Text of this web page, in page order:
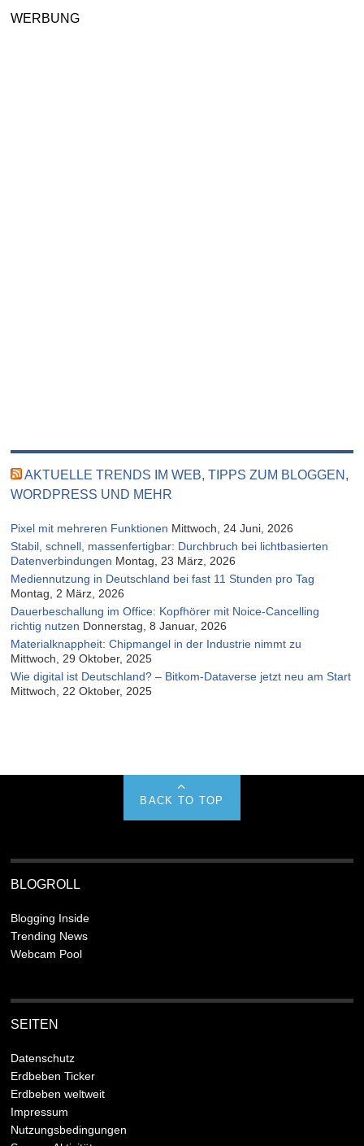
WERBUNG
AKTUELLE TRENDS IM WEB, TIPPS ZUM BLOGGEN,
WORDPRESS UND MEHR
Pixel mit mehreren Funktionen Mittwoch, 24 Juni, 2026
Stabil, schnell, massenfertigbar: Durchbruch bei lichtbasierten
Datenverbindungen Montag, 23 März, 2026
Mediennutzung in Deutschland bei fast 11 Stunden pro Tag
Montag, 2 März, 2026
Dauerbeschallung im Office: Kopfhörer mit Noice-Cancelling
richtig nutzen Donnerstag, 8 Januar, 2026
Materialknappheit: Chipmangel in der Industrie nimmt zu
Mittwoch, 29 Oktober, 2025
Wie digital ist Deutschland? – Bitkom-Dataverse jetzt neu am Start
Mittwoch, 22 Oktober, 2025
BACK TO TOP
BLOGROLL
Blogging Inside
Trending News
Webcam Pool
SEITEN
Datenschutz
Erdbeben Ticker
Erdbeben weltweit
Impressum
Nutzungsbedingungen